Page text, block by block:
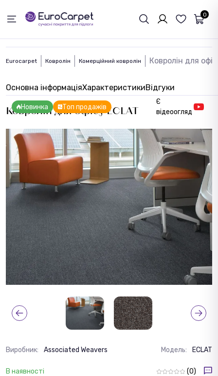
0
Eurocarpet Ковролін Комерційний ковролін Ковролін для
Основна інформаціяХарактеристикиВідгуки
Ковролін для офісу ECLAT
Новинка Топ продажів
Є
відеоогляд
Виробник: Associated Weavers Модель: ECLAT
В наявності (0)
ЗВОРОТНІЙ ЗВЯЗОК